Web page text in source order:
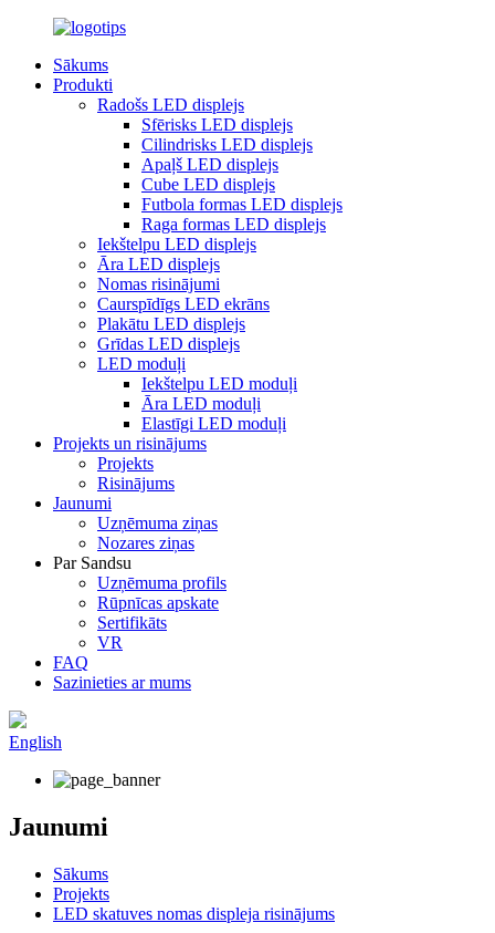
Sākums
Produkti
Radošs LED displejs
Sfērisks LED displejs
Cilindrisks LED displejs
Apaļš LED displejs
Cube LED displejs
Futbola formas LED displejs
Raga formas LED displejs
Iekštelpu LED displejs
Āra LED displejs
Nomas risinājumi
Caurspīdīgs LED ekrāns
Plakātu LED displejs
Grīdas LED displejs
LED moduļi
Iekštelpu LED moduļi
Āra LED moduļi
Elastīgi LED moduļi
Projekts un risinājums
Projekts
Risinājums
Jaunumi
Uzņēmuma ziņas
Nozares ziņas
Par Sandsu
Uzņēmuma profils
Rūpnīcas apskate
Sertifikāts
VR
FAQ
Sazinieties ar mums
English
Jaunumi
Sākums
Projekts
LED skatuves nomas displeja risinājums